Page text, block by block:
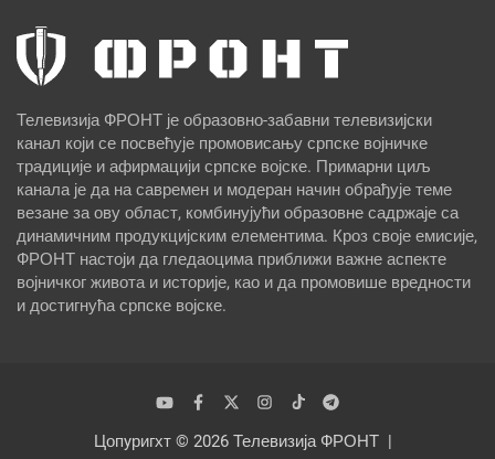
Телевизија ФРОНТ је образовно-забавни телевизијски
канал који се посвећује промовисању српске војничке
традиције и афирмацији српске војске. Примарни циљ
канала је да на савремен и модеран начин обрађује теме
везане за ову област, комбинујући образовне садржаје са
динамичним продукцијским елементима. Кроз своје емисије,
ФРОНТ настоји да гледаоцима приближи важне аспекте
војничког живота и историје, као и да промовише вредности
и достигнућа српске војске.
Цопyригхт © 2026 Телевизија ФРОНТ